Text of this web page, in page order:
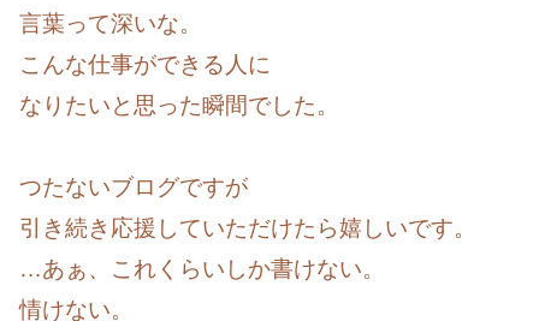
言葉って深いな。
こんな仕事ができる人に
なりたいと思った瞬間でした。
つたないブログですが
引き続き応援していただけたら嬉しいです。
…あぁ、これくらいしか書けない。
情けない。